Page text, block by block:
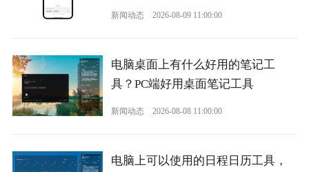
新闻动态 2026-08-09 11:00:00
电脑桌面上有什么好用的笔记工
具？PC端好用桌面笔记工具
新闻动态 2026-08-08 11:00:00
电脑上可以使用的日程日历工具，